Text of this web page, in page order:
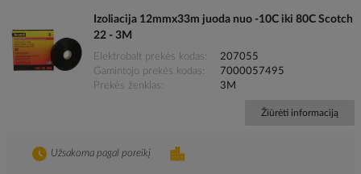
Izoliacija 12mmx33m juoda nuo -10C iki 80C Scotch
22 - 3M
Elektrobalt prekės kodas
207055
Gamintojo prekės kodas
7000057495
Prekės ženklas
3M
Žiūrėti informaciją
Užsakoma pagal poreikį